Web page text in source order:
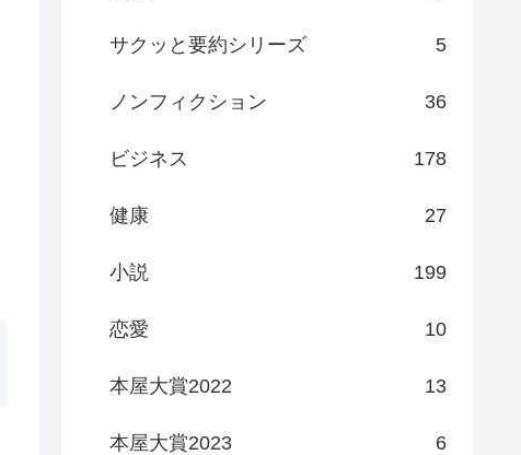
サクッと要約シリーズ 5
ノンフィクション 36
ビジネス 178
健康 27
小説 199
恋愛 10
本屋大賞2022 13
本屋大賞2023 6